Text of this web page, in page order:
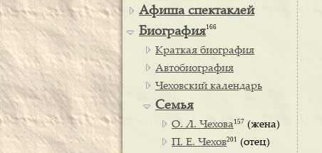
Афиша спектаклей
Биография166
Краткая биография
Автобиография
Чеховский календарь
Семья
О. Л. Чехова 157 (жена)
П. Е. Чехов201 (отец)